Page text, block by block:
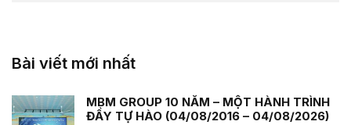
Bài viết mới nhất
MBM GROUP 10 NĂM – MỘT HÀNH TRÌNH
ĐẦY TỰ HÀO (04/08/2016 – 04/08/2026)